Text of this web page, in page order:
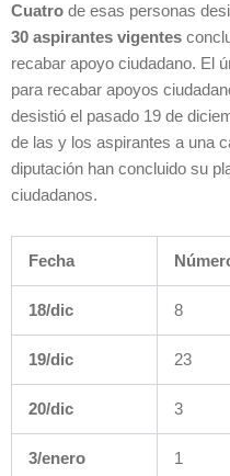
Cuatro de esas personas
30 aspirantes vigentes
recabar apoyo ciudadano. El
para recabar apoyos
desistió el pasado 19 de
de las y los aspirantes a una
diputación han concluido su
ciudadanos.
Fecha
18/dic 8
19/dic 23
20/dic 3
3/enero 1